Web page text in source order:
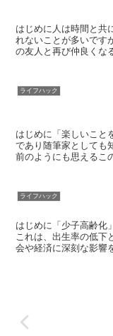
はじめに人は時間と共
れないことが多いです
の友人と再び仲良くな
ライフハック
はじめに「楽しいこと
であり随筆家としても
前のようにも思えるこ
ライフハック
はじめに「少子高齢化
これは、出生率の低下
会や経済に深刻な影響